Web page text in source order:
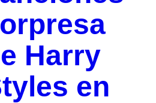
Harry
en